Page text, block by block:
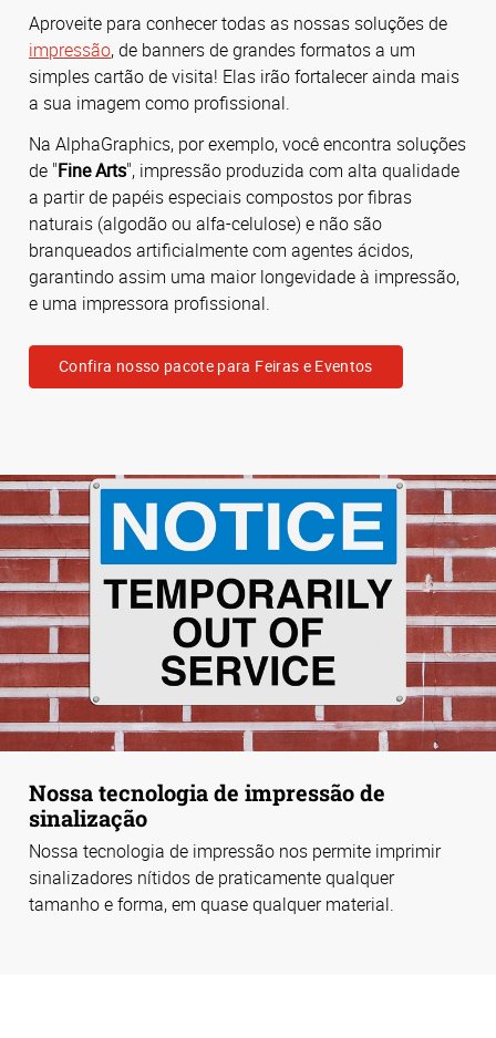
Aproveite para conhecer todas as nossas soluções de
impressão, de banners de grandes formatos a um
simples cartão de visita! Elas irão fortalecer ainda mais
a sua imagem como profissional.
Na AlphaGraphics, por exemplo, você encontra soluções
de "Fine Arts", impressão produzida com alta qualidade
a partir de papéis especiais compostos por fibras
naturais (algodão ou alfa-celulose) e não são
branqueados artificialmente com agentes ácidos,
garantindo assim uma maior longevidade à impressão,
e uma impressora profissional.
Confira nosso pacote para Feiras e Eventos
Nossa tecnologia de impressão de
sinalização
Nossa tecnologia de impressão nos permite imprimir
sinalizadores nítidos de praticamente qualquer
tamanho e forma, em quase qualquer material.